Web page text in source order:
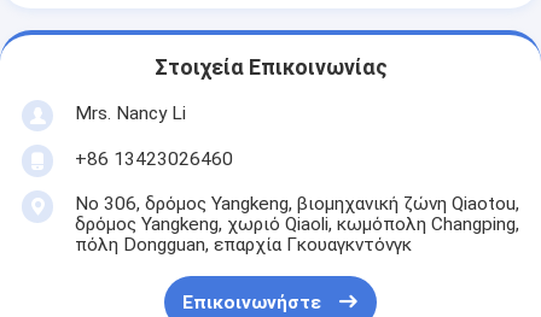
Στοιχεία Επικοινωνίας
Mrs. Nancy Li
+86 13423026460
Νο 306, δρόμος Yangkeng, βιομηχανική ζώνη Qiaotou,
δρόμος Yangkeng, χωριό Qiaoli, κωμόπολη Changping,
πόλη Dongguan, επαρχία Γκουαγκντόνγκ
Επικοινωνήστε